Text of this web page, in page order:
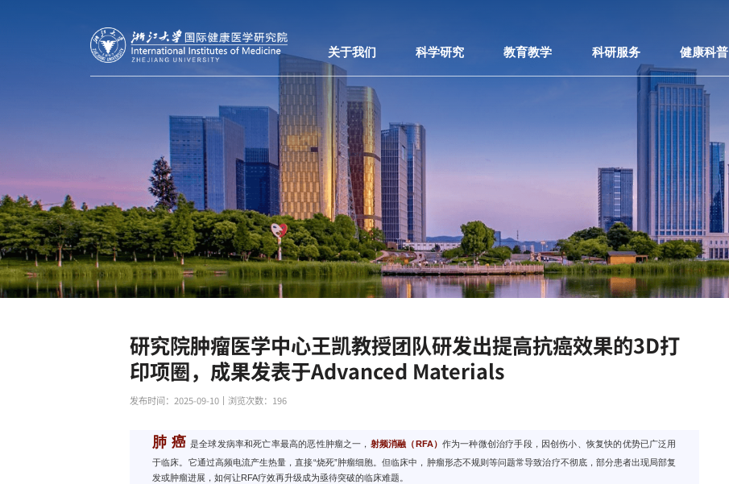
关于我们 科学研究 教育教学 科研服务 健康科普
研究院肿瘤医学中心王凯教授团队研发出提高抗癌效果的3D打
印项圈，成果发表于Advanced Materials
发布时间：2025-09-10 丨浏览次数： 196
肺 癌 是全球发病率和死亡率最高的恶性肿瘤之一， 射频消融（RFA） 作为一种微创治疗手段，因创伤小、恢复快的优势已广泛用
于临床。它通过高频电流产生热量，直接“烧死”肿瘤细胞。但临床中，肿瘤形态不规则等问题常导致治疗不彻底，部分患者出现局部复
发或肿瘤进展，如何让RFA疗效再升级成为亟待突破的临床难题。